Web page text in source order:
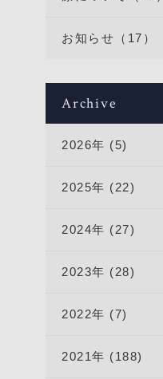
お知らせ（17）
Archive
2026年 (5)
2025年 (22)
2024年 (27)
2023年 (28)
2022年 (7)
2021年 (188)